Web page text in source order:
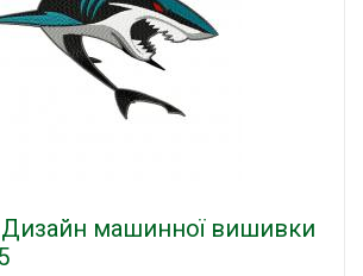
Дизайн машинної вишивки